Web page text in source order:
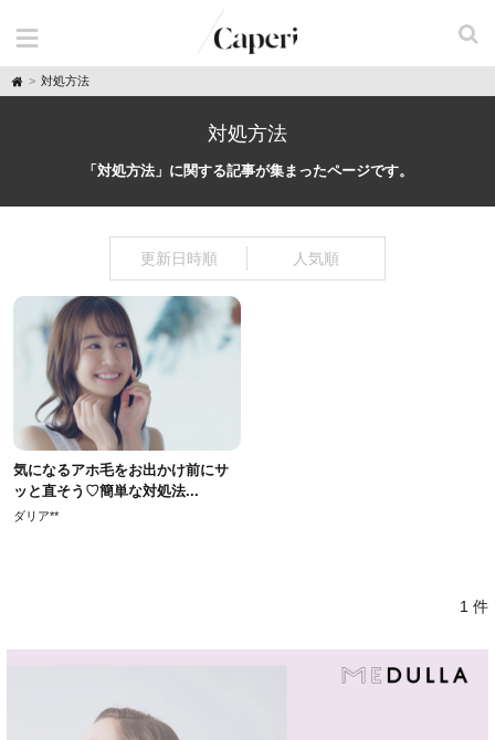
H
o
対処方法
対処方法
「対処方法」に関する記事が集まったページです。
更新日時順 人気順
気になるアホ毛をお出かけ前にサ
ッと直そう♡簡単な対処法...
ダリア**
1 件